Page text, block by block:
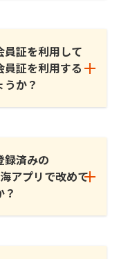
員証を利用して
証を利用する
か？
録済みの
アプリで改めて